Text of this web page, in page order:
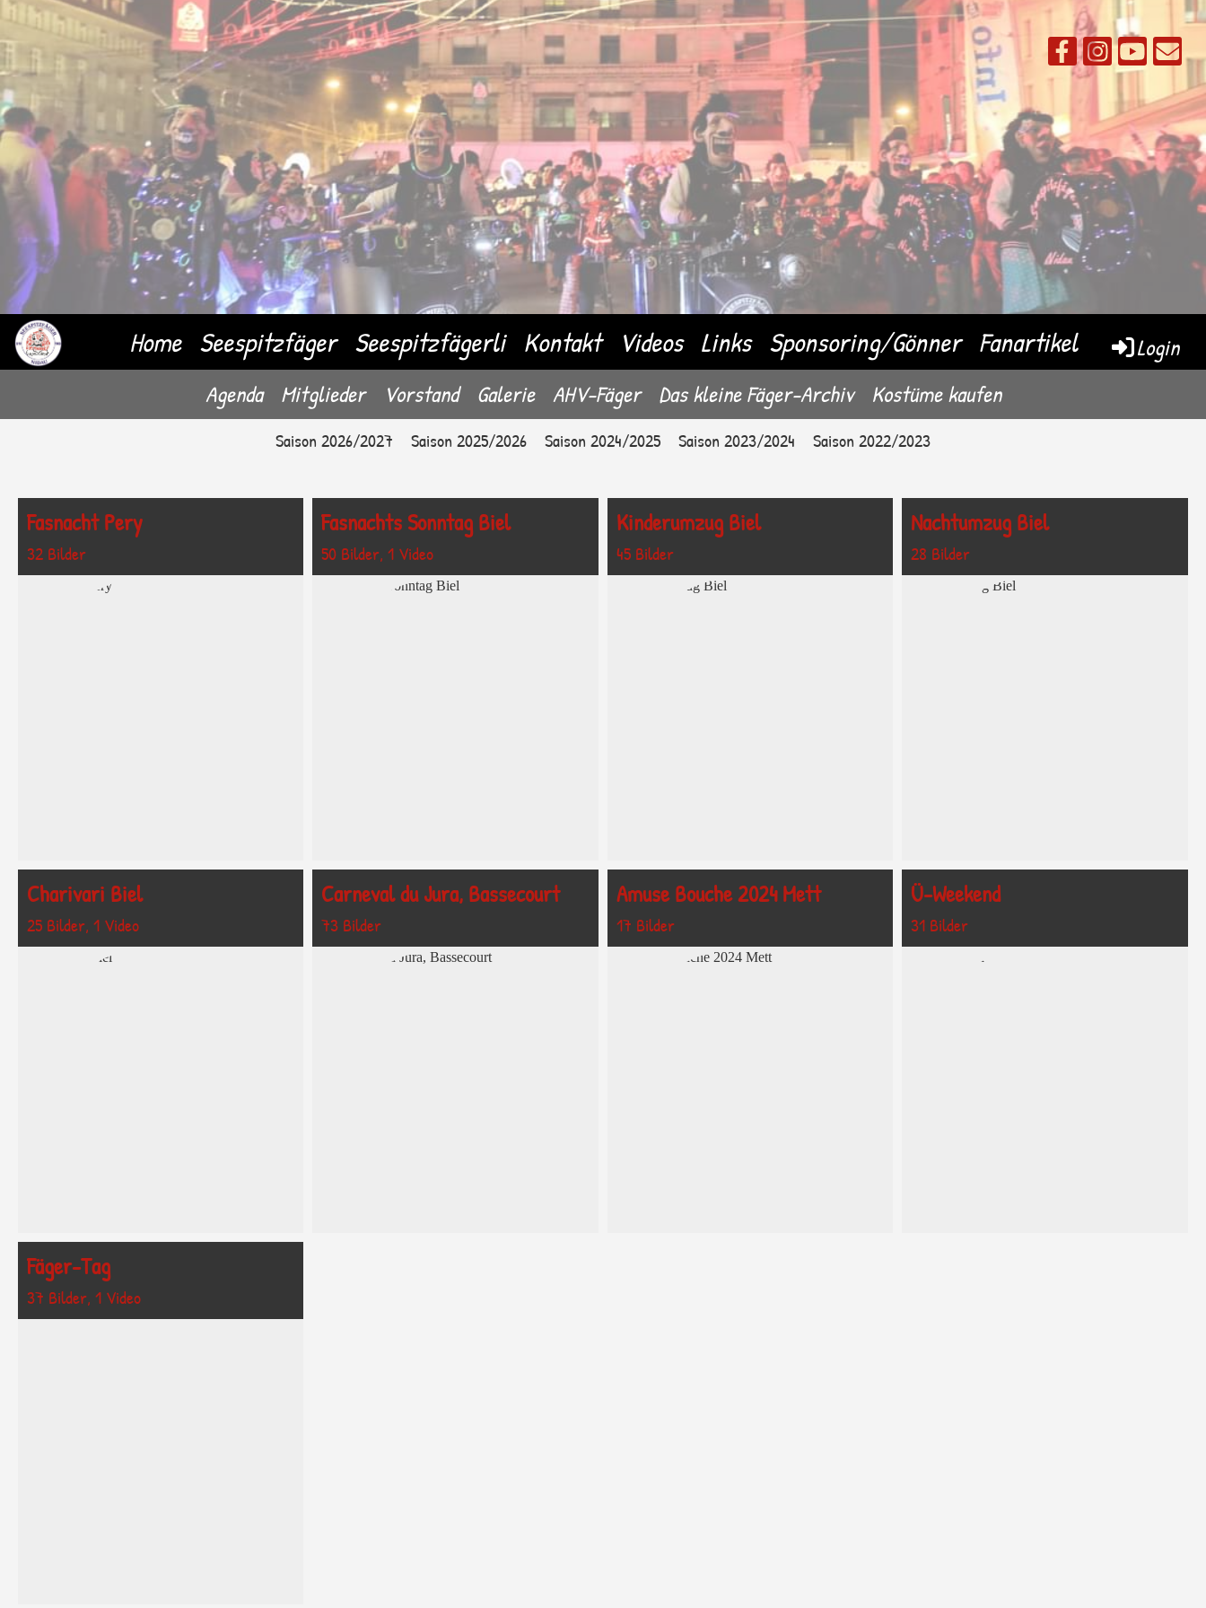
Home Seespitzfäger Seespitzfägerli Kontakt Videos Links Sponsoring/Gönner Fanartikel
Login
Agenda
Mitglieder Vorstand Galerie AHV-Fäger Das kleine Fäger-Archiv Kostüme kaufen
Saison 2026/2027 Saison 2025/2026 Saison 2024/2025 Saison 2023/2024 Saison 2022/2023
Fasnacht Pery
32 Bilder
Fasnachts Sonntag Biel
50 Bilder, 1 Video
Kinderumzug Biel
45 Bilder
Nachtumzug Biel
28 Bilder
Charivari Biel
25 Bilder, 1 Video
Carneval du Jura, Bassecourt
73 Bilder
Amuse Bouche 2024 Mett
17 Bilder
Ü-Weekend
31 Bilder
Fäger-Tag
37 Bilder, 1 Video